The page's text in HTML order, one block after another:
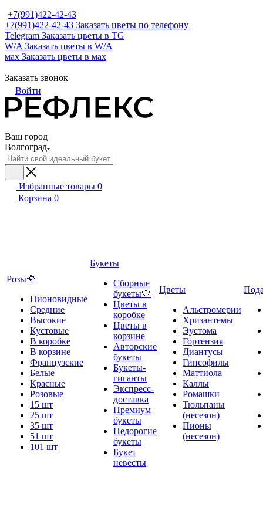
+7(991)422-42-43
+7(991)422-42-43 Заказать цветы по телефону
Telegram Заказать цветы в TG
W/A Заказать цветы в W/A
мах Заказать цветы в мах
Заказать звонок
Войти
Ваш город
Волгоград
Избранные товары 0
Корзина 0
Розы🌹
Пионовидные
Средние
Высокие
Кустовые
В коробке
В корзине
Французские
Белые
Красные
Розовые
15 шт
25 шт
35 шт
51 шт
101 шт
Букеты
Сборные
букеты🤍
Цветы в
коробке
Цветы в
корзине
Авторские
букеты
Букеты-
гиганты
Экспресс-
доставка
Премиум
букеты
Недорогие
букеты
Букет
невесты
Цветы
Альстромерии
Хризантемы
Эустома
Гортензия
Диантусы
Гипсофилы
Маттиола
Каллы
Ромашки
Тюльпаны
(несезон)
Пионы
(несезон)